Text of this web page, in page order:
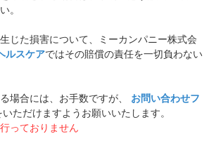
。
じた損害について、ミーカンパニー株式会
ルスケアではその賠償の責任を一切負わない
場合には、お手数ですが、 お問い合わせフ
ただけますようお願いいたします。
っておりません